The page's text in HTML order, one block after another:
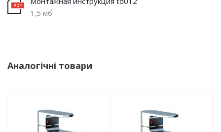
1,5 мб
Аналогічні товари